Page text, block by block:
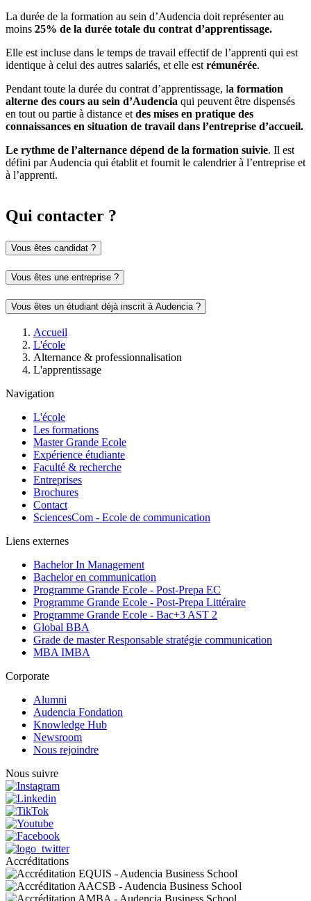
La durée de la formation au sein d’Audencia doit représenter au
moins 25% de la durée totale du contrat d’apprentissage.
Elle est incluse dans le temps de travail effectif de l’apprenti qui est
identique à celui des autres salariés, et elle estrémunérée.
Pendant toute la durée du contrat d’apprentissage, la formation
alterne des cours au sein d’Audencia qui peuvent être dispensés
en tout ou partie à distance etdes mises en pratique des
connaissances en situation de travail dans l’entreprise d’accueil.
Le rythme de l’alternance dépend de la formation suivie. Il est
défini par Audencia qui établit et fournit le calendrier à l’entreprise et
à l’apprenti.
Qui contacter ?
Vous êtes candidat ?
Vous êtes une entreprise ?
Vous êtes un étudiant déjà inscrit à Audencia ?
d'Ariane
Accueil
L'école
Alternance & professionnalisation
L'apprentissage
Navigation
L'école
Les formations
Master Grande Ecole
Expérience étudiante
Faculté & recherche
Entreprises
Brochures
Contact
SciencesCom - Ecole de communication
Liens externes
Bachelor In Management
Bachelor en communication
Programme Grande Ecole - Post-Prepa EC
Programme Grande Ecole - Post-Prepa Littéraire
Programme Grande Ecole - Bac+3 AST 2
Global BBA
Grade de master Responsable stratégie communication
MBA IMBA
Corporate
Alumni
Audencia Fondation
Knowledge Hub
Newsroom
Nous rejoindre
Nous suivre
Accréditations